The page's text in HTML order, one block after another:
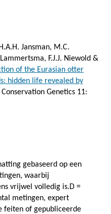
Jansman, M.C.
F.J.J. Niewold &
of the Eurasian otter
hidden life revealed by
Conservation Genetics 11:
gebaseerd op een
waarbij
vrijwel volledig is.D =
metingen, expert
feiten of gepubliceerde